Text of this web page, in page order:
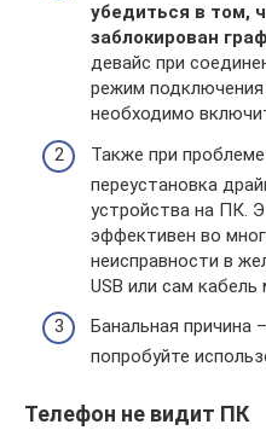
убедиться в том,
заблокирован
девайс при
режим
необходимо
Также при
переустановка
устройства на ПК.
эффективен во
неисправности в
USB или сам
Банальная причина
попробуйте
Телефон не видит ПК